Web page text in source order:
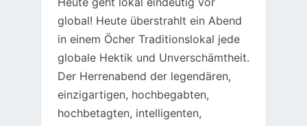
global! Heute überstrahlt ein Abend
in einem Öcher Traditionslokal jede
globale Hektik und Unverschämtheit.
Der Herrenabend der legendären,
einzigartigen, hochbegabten,
hochbetagten, intelligenten,